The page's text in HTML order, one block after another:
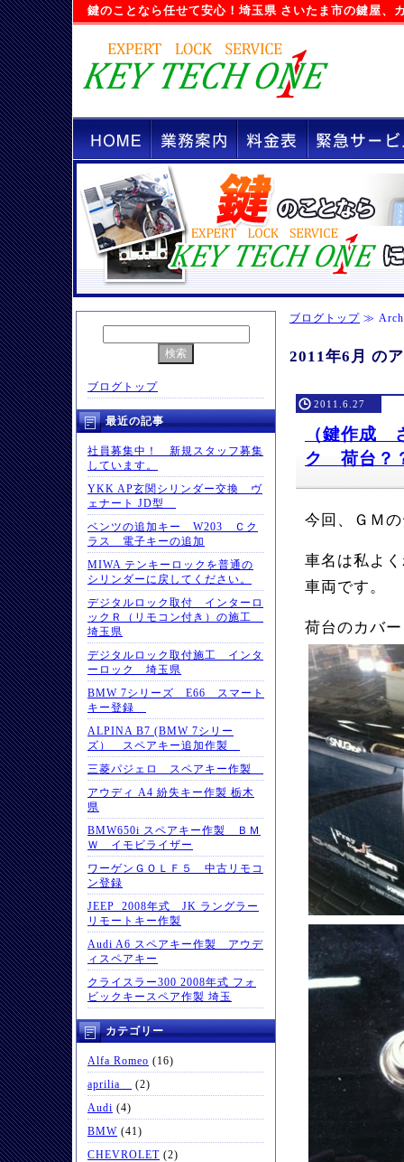
鍵のことなら任せて安心！ 埼玉県 さいたま市の鍵屋、
ブログトップ
最近の記事
社員募集中！ 新規スタッフ募集
しています。
YKK AP玄関シリンダー交換 ヴ
ェナート JD型
ベンツの追加キー W203 Ｃク
ラス 電子キーの追加
MIWA テンキーロックを普通の
シリンダーに戻してください。
デジタルロック取付 インターロ
ックＲ（リモコン付き）の施工
埼玉県
デジタルロック取付施工 インタ
ーロック 埼玉県
BMW 7シリーズ E66 スマート
キー登録
ALPINA B7 (BMW 7シリー
ズ） スペアキー追加作製
三菱パジェロ スペアキー作製
アウディ A4 紛失キー作製 栃木
県
BMW650i スペアキー作製 ＢＭ
Ｗ イモビライザー
ワーゲンＧＯＬＦ５ 中古リモコ
ン登録
JEEP 2008年式 JK ラングラー
リモートキー作製
Audi A6 スペアキー作製 アウデ
ィスペアキー
クライスラー300 2008年式 フォ
ビックキースペア作製 埼玉
カテゴリー
Alfa Romeo (16)
aprilia
(2)
Audi (4)
BMW (41)
CHEVROLET (2)
ブログトップ ≫
2011年6月 の
2011.6.27
（鍵作成
ク 荷台？
今回、ＧＭ
車名は私よ
車両です。
荷台のカバ